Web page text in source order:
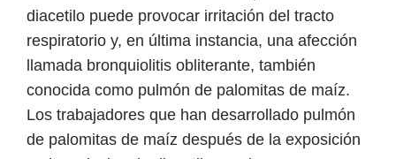
diacetilo puede provocar irritación del tracto
respiratorio y, en última instancia, una afección
llamada bronquiolitis obliterante, también
conocida como pulmón de palomitas de maíz.
Los trabajadores que han desarrollado pulmón
de palomitas de maíz después de la exposición